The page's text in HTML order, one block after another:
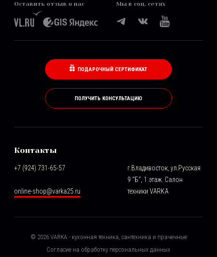
Оставить отзыв о нас Мы в соц. сетях
ПОДАРОЧНЫЙ СЕРТИФИКАТ
ПОЛУЧИТЬ КОНСУЛЬТАЦИЮ
Контакты
+7 (924) 731-65-57
online-shop@varka25.ru
г.Владивосток, ул.Русская
9 "Б", 1 этаж. Салон
техники VARKA
© 2026VARKA - кухонная техника, сантехника и прачечные
Согласие на обработку персональных данных